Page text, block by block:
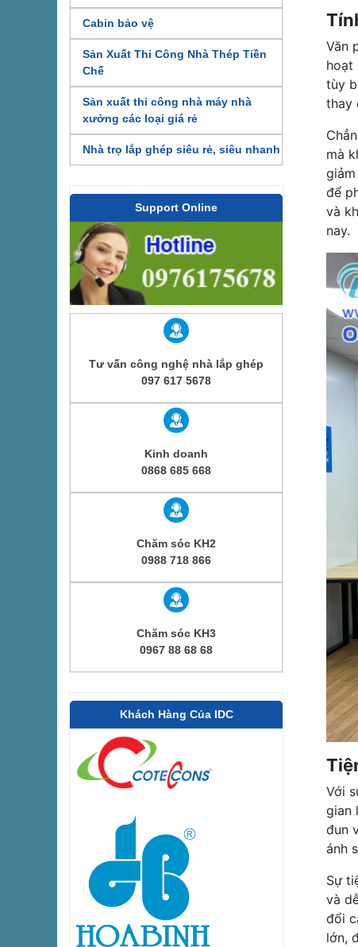
Cabin bảo vệ
Sản Xuất Thi Công Nhà Thép Tiền
Chế
Sản xuất thi công nhà máy nhà
xưởng các loại giá rẻ
Nhà trọ lắp ghép siêu rẻ, siêu nhanh
Support Online
Tư vấn công nghệ nhà lắp ghép
097 617 5678
Kinh doanh
0868 685 668
Chăm sóc KH2
0988 718 866
Chăm sóc KH3
0967 88 68 68
Khách Hàng Của IDC
Văn
hoạt
tùy
thay
mà
để
và
nay.
Với
gian
đun
ánh
Sự
và
đổi
lớn,